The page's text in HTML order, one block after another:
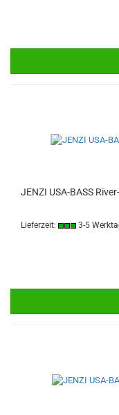
JENZI USA-BASS
Lieferzeit: 3-5